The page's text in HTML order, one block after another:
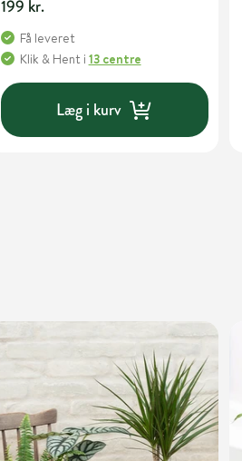
199 kr.
Få leveret
Klik & Hent i 13 centre
Læg i kurv